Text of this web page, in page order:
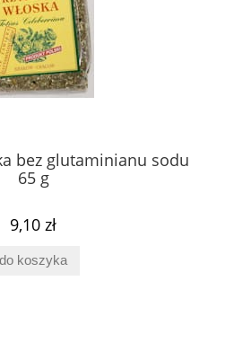
bez glutaminianu sodu
65 g
9,10 zł
do koszyka